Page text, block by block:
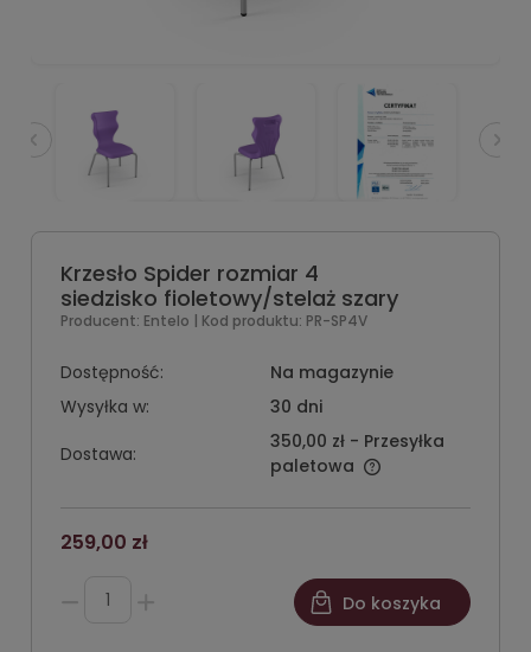
Krzesło Spider rozmiar 4
siedzisko fioletowy/stelaż szary
Producent: Entelo | Kod produktu: PR-SP4V
Dostępność:
Na magazynie
Wysyłka w:
30 dni
Dostawa:
350,00 zł - Przesyłka
paletowa
259,00 zł
Do koszyka